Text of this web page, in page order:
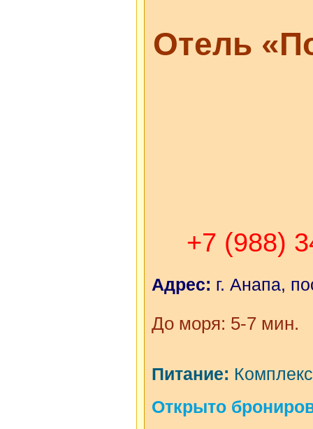
Отель
+7 (988)
Адрес: г. Анапа,
До моря: 5-7 мин.
Питание:
Открыто